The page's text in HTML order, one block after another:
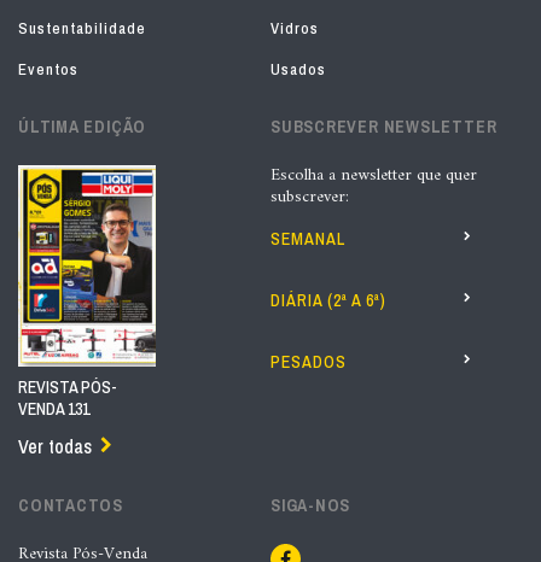
Sustentabilidade
Vidros
Eventos
Usados
ÚLTIMA EDIÇÃO
REVISTA PÓS-
VENDA 131
Ver todas
SUBSCREVER NEWSLETTER
Escolha a newsletter que quer
subscrever:
SEMANAL
DIÁRIA (2ª A 6ª)
PESADOS
CONTACTOS
Revista Pós-Venda
SIGA-NOS